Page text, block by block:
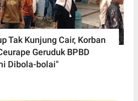
Tak Kunjung Cair, Korban
Geruduk BPBD
Dibola-bolai"